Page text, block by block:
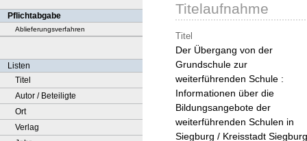
Pflichtabgabe
Ablieferungsverfahren
Listen
Titel
Autor / Beteiligte
Ort
Verlag
Titelaufnahme
Titel
Der Übergang von der
Grundschule zur
weiterführenden Schule :
Informationen über die
Bildungsangebote der
weiterführenden Schulen in
Siegburg / Kreisstadt Siegburg